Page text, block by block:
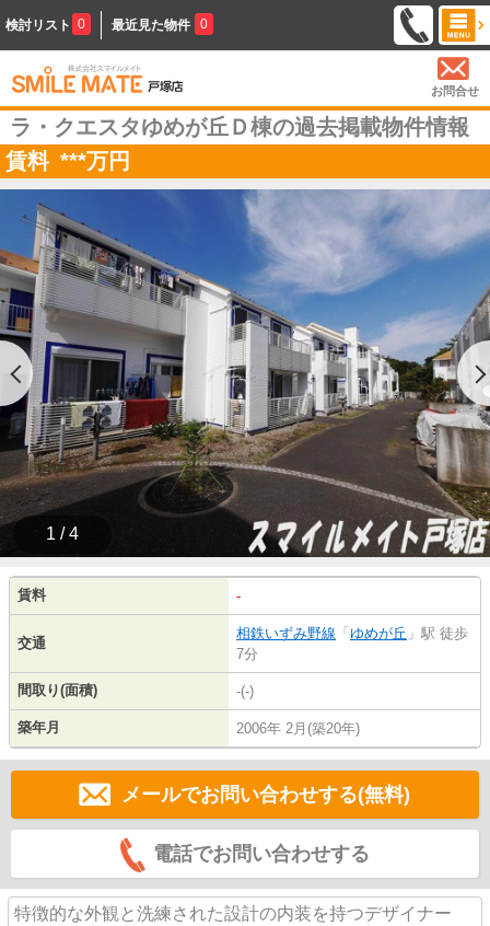
検討リスト 0 最近見た物件 0
お問合せ
ラ・クエスタゆめが丘Ｄ棟の過去掲載物件情報
賃料 ***万円
1 / 4
賃料 -
交通
相鉄いずみ野線 「 ゆめが丘 」駅 徒歩
7分
間取り(面積) -(-)
築年月 2006年 2月(築20年)
メールでお問い合わせする(無料)
電話でお問い合わせする
特徴的な外観と洗練された設計の内装を持つデザイナー